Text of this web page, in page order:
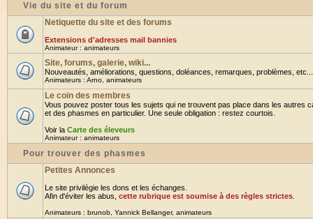
Vie du site et du forum
Netiquette du site et des forums
Extensions d'adresses mail bannies
Animateur : animateurs
Site, forums, galerie, wiki...
Nouveautés, améliorations, questions, doléances, remarques, problèmes,
Animateurs : Arno animateurs
Le coin des membres
Vous pouvez poster tous les sujets qui ne trouvent pas place dans les autres
et des phasmes en particulier. Une seule obligation : restez courtois.
Voir la Carte des éleveurs
Animateur : animateurs
Pour trouver des phasmes
Petites Annonces
Le site privilègie les dons et les échanges.
Afin d'éviter les abus, cette rubrique est soumise à des règles strictes
Animateurs : brunob Yannick Bellanger, animateurs